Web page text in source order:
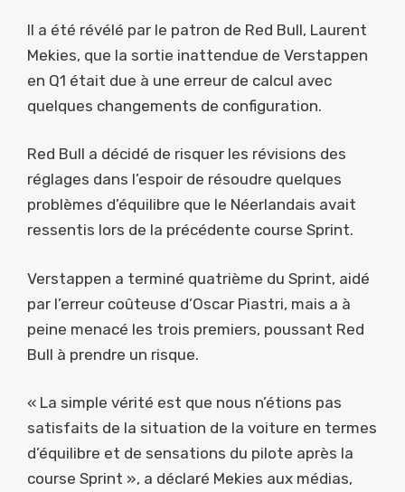
Il a été révélé par le patron de Red Bull, Laurent
Mekies, que la sortie inattendue de Verstappen
en Q1 était due à une erreur de calcul avec
quelques changements de configuration.
Red Bull a décidé de risquer les révisions des
réglages dans l’espoir de résoudre quelques
problèmes d’équilibre que le Néerlandais avait
ressentis lors de la précédente course Sprint.
Verstappen a terminé quatrième du Sprint, aidé
par l’erreur coûteuse d’Oscar Piastri, mais a à
peine menacé les trois premiers, poussant Red
Bull à prendre un risque.
« La simple vérité est que nous n’étions pas
satisfaits de la situation de la voiture en termes
d’équilibre et de sensations du pilote après la
course Sprint », a déclaré Mekies aux médias,